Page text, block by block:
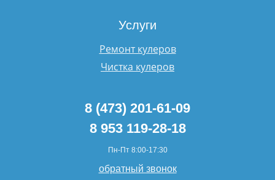
Услуги
Ремонт кулеров
Чистка кулеров
8 (473) 201-61-09
8 953 119-28-18
Пн-Пт 8:00-17:30
обратный звонок